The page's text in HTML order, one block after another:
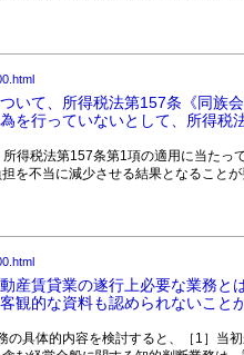
いて、所得税法第157条《同族
を行っていないとして、所得税
税法第157条第1項の適用に当たっ
を不当に減少させる結果となること
産賃貸業の遂行上必要な業務と
観的な資料も認められないこと
具体的内容を検討すると、［1］当